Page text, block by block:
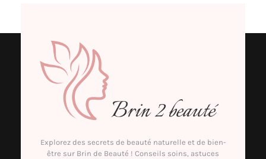
Explorez des secrets de beauté naturelle et de bien-
être sur Brin de Beauté ! Conseils soins, astuces